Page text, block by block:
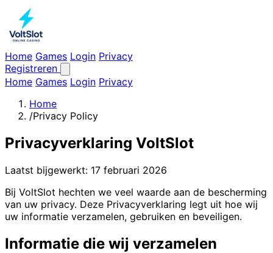
Home Games Login Privacy
Registreren
Home Games Login Privacy
Home
/Privacy Policy
Privacyverklaring VoltSlot
Laatst bijgewerkt: 17 februari 2026
Bij VoltSlot hechten we veel waarde aan de bescherming
van uw privacy. Deze Privacyverklaring legt uit hoe wij
uw informatie verzamelen, gebruiken en beveiligen.
Informatie die wij verzamelen